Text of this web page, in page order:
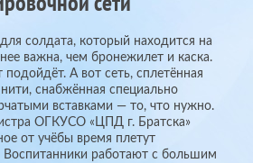
солдата, который находится на
важна, чем бронежилет и каска.
подойдёт. А вот сеть, сплетённая
снабжённая специально
вставками — то, что нужно.
ОГКУСО «ЦПД г. Братска»
от учёбы время плетут
Воспитанники работают с большим